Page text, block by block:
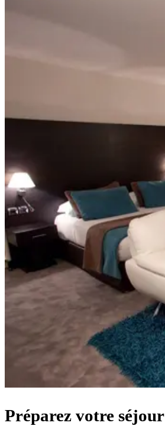
Préparez votre séjour